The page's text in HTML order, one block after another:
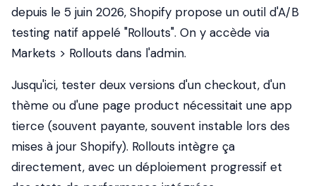
depuis le 5 juin 2026, Shopify propose un outil d'A/B
testing natif appelé "Rollouts". On y accède via
Markets > Rollouts dans l'admin.
Jusqu'ici, tester deux versions d'un checkout, d'un
thème ou d'une page product nécessitait une app
tierce (souvent payante, souvent instable lors des
mises à jour Shopify). Rollouts intègre ça
directement, avec un déploiement progressif et